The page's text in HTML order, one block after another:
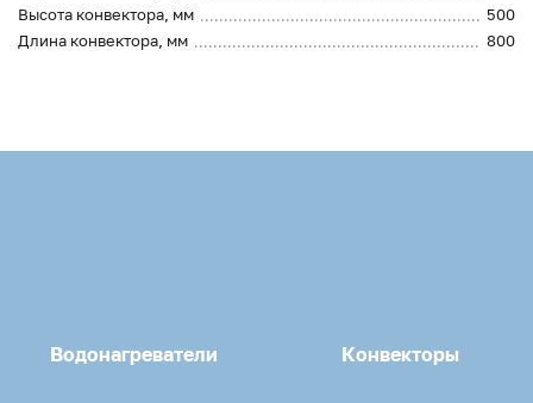
Высота конвектора, мм
500
Длина конвектора, мм
800
Водонагреватели Конвекторы